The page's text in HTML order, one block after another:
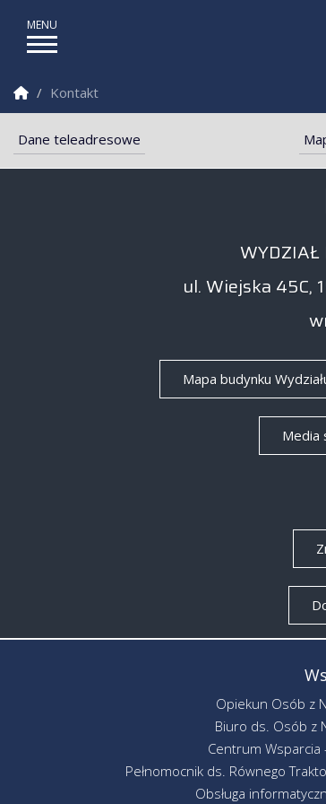
Strona Główna
Kontakt
Dane teleadresowe
Wydział Mechaniczny PB
WYDZIAŁ
ul. Wiejska 45C,
Mapa budynku
Media
Opiekun Osób z
Biuro ds. Osób z
Centrum Wsparcia
Pełnomocnik ds. Równego
Obsługa